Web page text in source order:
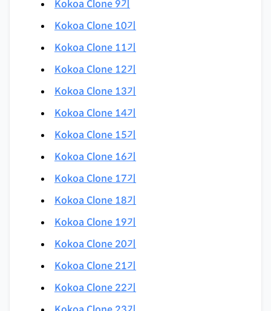
Kokoa Clone 9기
Kokoa Clone 10기
Kokoa Clone 11기
Kokoa Clone 12기
Kokoa Clone 13기
Kokoa Clone 14기
Kokoa Clone 15기
Kokoa Clone 16기
Kokoa Clone 17기
Kokoa Clone 18기
Kokoa Clone 19기
Kokoa Clone 20기
Kokoa Clone 21기
Kokoa Clone 22기